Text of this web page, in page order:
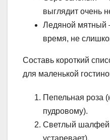
выглядит очень
Ледяной мятный
время, не
Составь короткий
для маленькой
Пепельная роза
пудровому).
Светлый шалфей